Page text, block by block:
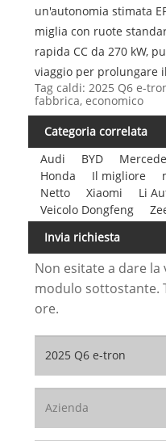
un'autonomia stimata
miglia con ruote
rapida CC da 270 kW,
viaggio per prolungare
Tag caldi: 2025 Q6 e-
fabbrica, economico
Categoria correlata
Audi
BYD
Honda
Il migliore
Netto
Xiaomi Li
Veicolo Dongfeng
Invia richiesta
Non esitate a dare
modulo sottostante.
ore.